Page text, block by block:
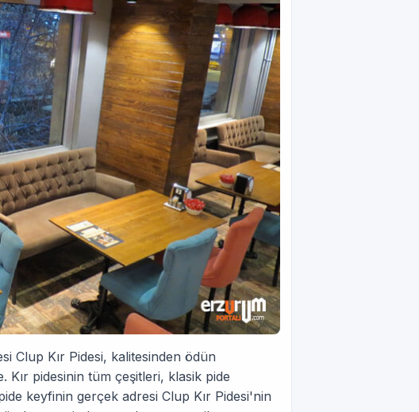
Clup Kır Pidesi, kalitesinden ödün
Kır pidesinin tüm çeşitleri, klasik pide
keyfinin gerçek adresi Clup Kır Pidesi'nin